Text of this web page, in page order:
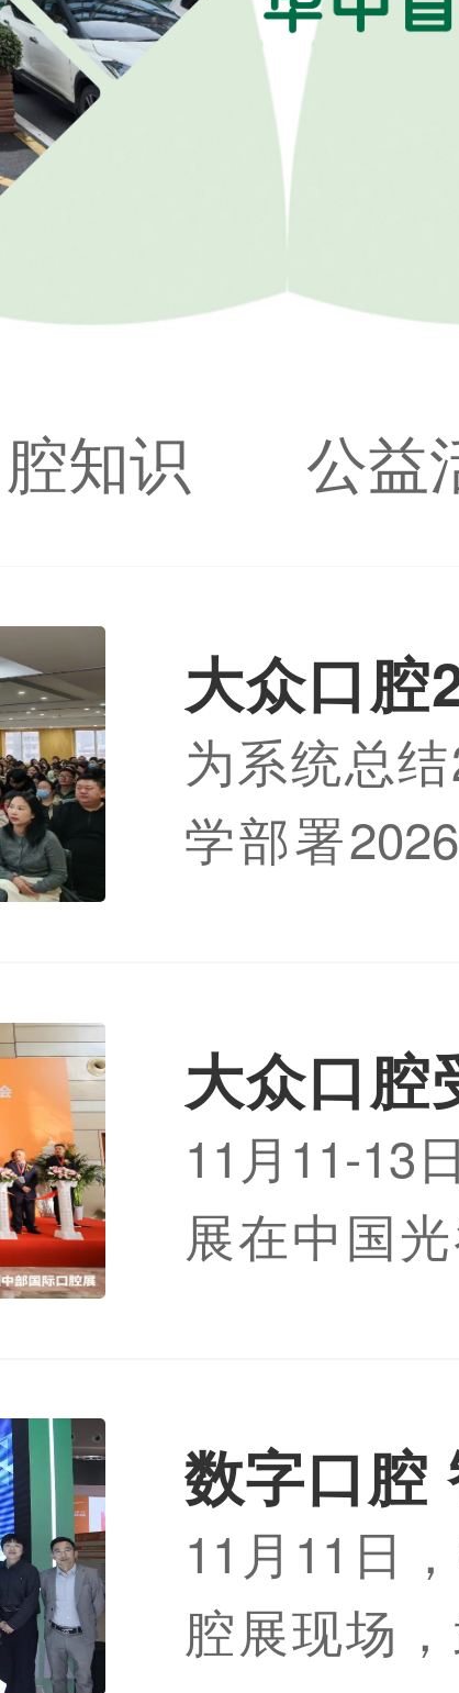
知识 公益
大众口腔
满举行
为系统总
学部署
副总经理
管、总监
经理共
大众口腔
国际口腔展
11月11-13
展在中国
构，成为
腔医疗服务
数字口腔
众口腔与
签约仪式
11月11日
腔展现场